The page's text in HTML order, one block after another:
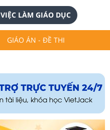
VIỆC LÀM GIÁO DỤC
GIÁO ÁN - ĐỀ THI